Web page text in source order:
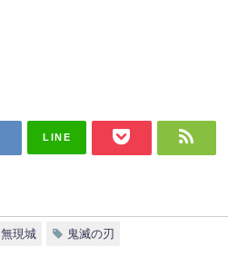
LINE
無現城 鬼滅の刃